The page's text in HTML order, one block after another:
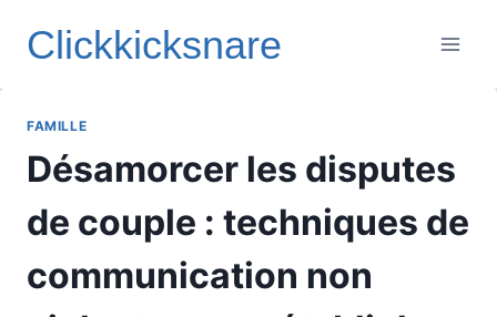
Clickkicksnare
FAMILLE
Désamorcer les disputes
de couple : techniques de
communication non